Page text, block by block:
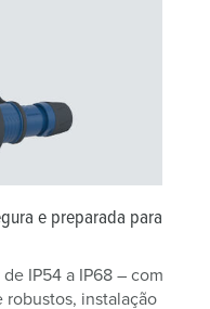
e preparada para
de IP54 a IP68 – com
instalação